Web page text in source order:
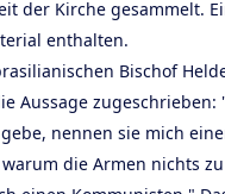
der Kirche gesammelt.
enthalten.
Bischof
Aussage zugeschrieben:
nennen sie mich
die Armen nichts